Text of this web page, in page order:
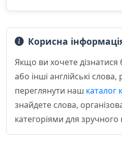
Корисна
Якщо ви хочете
або інші англійські
переглянути наш каталог
знайдете слова,
категоріями для